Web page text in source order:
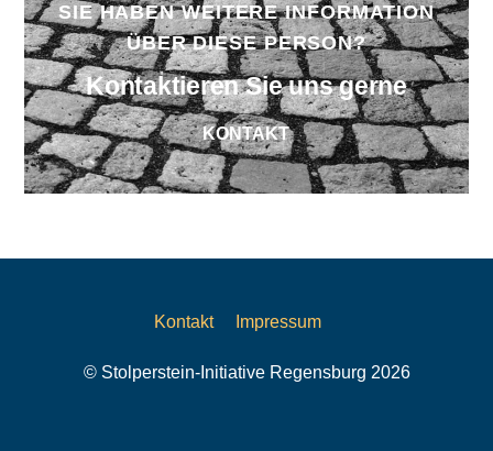
SIE HABEN WEITERE INFORMATION
ÜBER DIESE PERSON?
Kontaktieren Sie uns gerne
KONTAKT
Kontakt Impressum
© Stolperstein-Initiative Regensburg 2026